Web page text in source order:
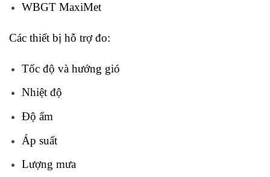
WBGT MaxiMet
Các thiết bị hỗ trợ đo:
Tốc độ và hướng gió
Nhiệt độ
Độ ẩm
Áp suất
Lượng mưa